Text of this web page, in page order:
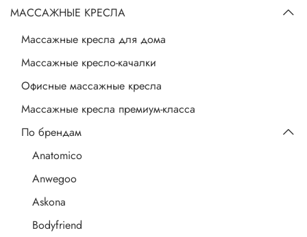
МАССАЖНЫЕ КРЕСЛА
Массажные кресла для дома
Массажные кресло-качалки
Офисные массажные кресла
Массажные кресла премиум-класса
По брендам
Anatomico
Anwegoo
Askona
Bodyfriend